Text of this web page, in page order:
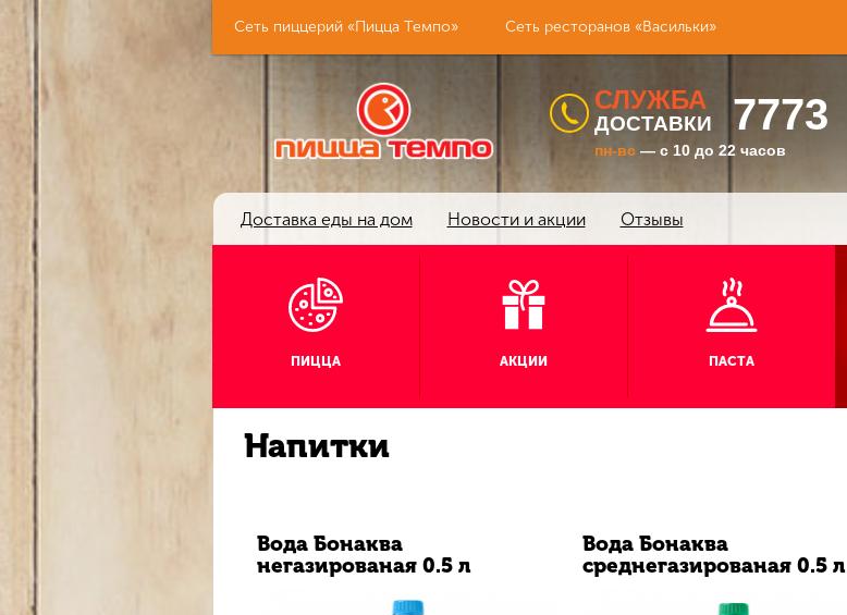
Сеть пиццерий «Пицца Темпо» Сеть ресторанов «Васильки»
СЛУЖБА
ДОСТАВКИ 7773
пн-вс— с 10 до 22 часов
Доставка еды на дом Новости и акции Отзывы
ПИЦЦА АКЦИИ ПАСТA
Напитки
Вода Бонаква
негазированая 0.5 л
Вода Бонаква
среднегазированая 0.5 л